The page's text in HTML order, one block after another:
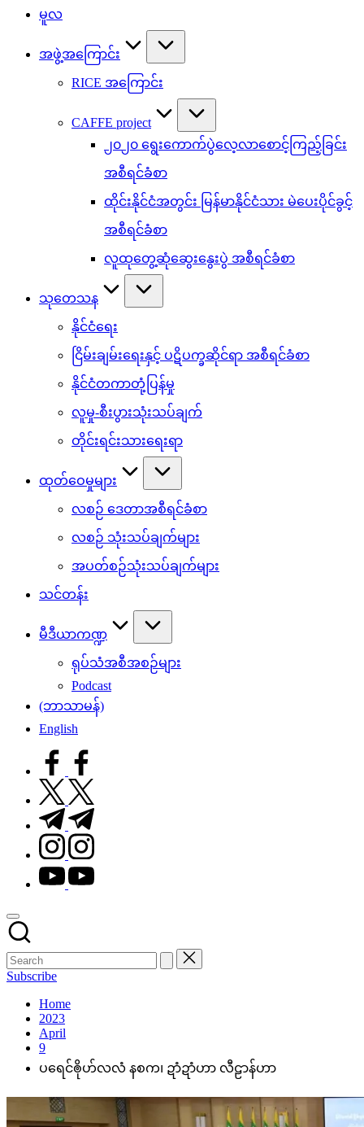
မူလ
အဖွဲ့အကြောင်း
RICE အကြောင်း
CAFFE project
၂၀၂၀ ရွေးကောက်ပွဲလေ့လာစောင့်ကြည့်ခြင်း
အစီရင်ခံစာ
ထိုင်းနိုင်ငံအတွင်း မြန်မာနိုင်ငံသား မဲပေးပိုင်ခွင့်
အစီရင်ခံစာ
လူထုတွေ့ဆုံဆွေးနွေးပွဲ အစီရင်ခံစာ
သုတေသန
နိုင်ငံရေး
ငြိမ်းချမ်းရေးနှင့် ပဋိပက္ခဆိုင်ရာ အစီရင်ခံစာ
နိုင်ငံတကာတုံ့ပြန်မှု
လူမှု-စီးပွားသုံးသပ်ချက်
တိုင်းရင်းသားရေးရာ
ထုတ်ဝေမှုများ
လစဉ် ဒေတာအစီရင်ခံစာ
လစဉ် သုံးသပ်ချက်များ
အပတ်စဉ်သုံးသပ်ချက်များ
သင်တန်း
မီဒီယာကဏ္ဍ
ရုပ်သံအစီအစဉ်များ
Podcast
(ဘာသာမန်)
English
facebook.com
twitter.com
t.me
instagram.com
youtube.com
Subscribe
Home
2023
April
9
ပရေင်ၜိုဟ်လလံ နစက၊ ဍာံဍာံဟာ လီဠာန်ဟာ